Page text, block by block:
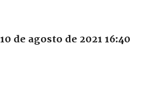
10 de agosto de 2021 16:40